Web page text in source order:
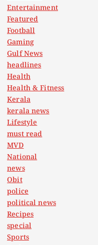
Entertainment
Featured
Football
Gaming
Gulf News
headlines
Health
Health & Fitness
Kerala
kerala news
Lifestyle
must read
MVD
National
news
Obit
police
political news
Recipes
special
Sports